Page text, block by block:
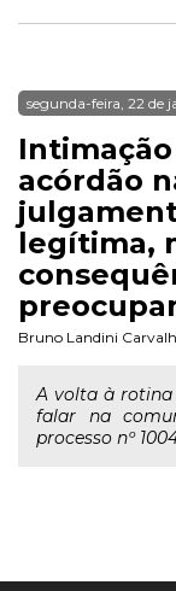
segunda-feira, 22 de
acórdão
legítima,
Bruno Landini
A volta à rotina
falar na
processo nº